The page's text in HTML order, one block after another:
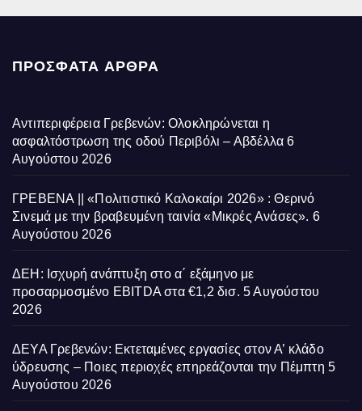
ΠΡΌΣΦΑΤΑ ΆΡΘΡΑ
Αντιπεριφέρεια Γρεβενών: Ολοκληρώνεται η
ασφαλτόστρωση της οδού Περιβόλι – Αβδέλλα 6
Αυγούστου 2026
ΓΡΕΒΕΝΑ || «Πολιτιστικό Καλοκαίρι 2026» : Θερινό
Σινεμά με την βραβευμένη ταινία «Μικρές Ανάσες». 6
Αυγούστου 2026
ΔΕΗ: Ισχυρή ανάπτυξη στο α΄ εξάμηνο με
προσαρμοσμένο EBITDA στα €1,2 δισ. 5 Αυγούστου
2026
ΔΕΥΑ Γρεβενών: Εκτεταμένες εργασίες στον Α’ κλάδο
ύδρευσης – Ποιες περιοχές επηρεάζονται την Πέμπτη 5
Αυγούστου 2026